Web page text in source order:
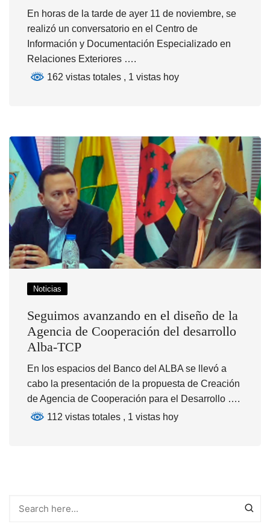
En horas de la tarde de ayer 11 de noviembre, se
realizó un conversatorio en el Centro de
Información y Documentación Especializado en
Relaciones Exteriores ….
162 vistas totales , 1 vistas hoy
Noticias
Seguimos avanzando en el diseño de la
Agencia de Cooperación del desarrollo
Alba-TCP
En los espacios del Banco del ALBA se llevó a
cabo la presentación de la propuesta de Creación
de Agencia de Cooperación para el Desarrollo ….
112 vistas totales , 1 vistas hoy